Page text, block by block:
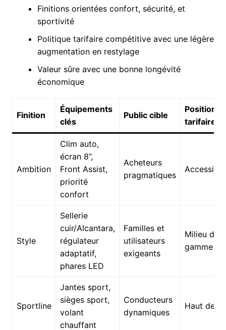
Finitions orientées confort, sécurité, et
sportivité
Politique tarifaire compétitive avec une légère
augmentation en restylage
Valeur sûre avec une bonne longévité
économique
Finition
Équipements
clés
Public cible
tarifaire
Ambition
Clim auto,
écran 8”,
Front Assist,
priorité
confort
Acheteurs
pragmatiques
Accessible
Style
Sellerie
cuir/Alcantara,
régulateur
adaptatif,
phares LED
Familles et
utilisateurs
exigeants
Milieu de
gamme
Sportline
Jantes sport,
sièges sport,
volant
chauffant
Conducteurs
dynamiques
Haut de